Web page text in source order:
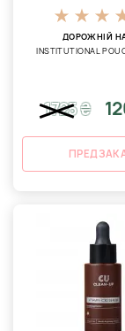
ДОРОЖНІЙ
INSTITUTIONAL
1725₴